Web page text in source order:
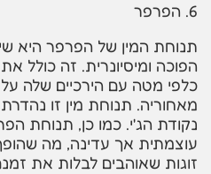
6. הפרפר
תנוחת המין של הפרפר היא
הפוכה ומיסיונרית. זה כולל
כלפי מטה עם הירכיים שלה
מאחוריה. תנוחת מין זו נהדרת
נקודת הג'י. כמו כן, תנוחת
עוצמתית אך עדינה, מה
זוגות שאוהבים לבלות את